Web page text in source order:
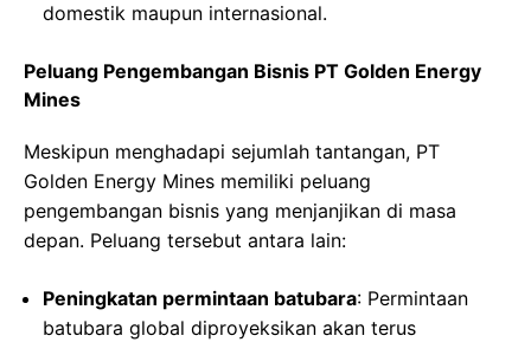
domestik maupun internasional.
Peluang Pengembangan Bisnis PT Golden Energy
Mines
Meskipun menghadapi sejumlah tantangan, PT
Golden Energy Mines memiliki peluang
pengembangan bisnis yang menjanjikan di masa
depan. Peluang tersebut antara lain:
Peningkatan permintaan batubara: Permintaan
batubara global diproyeksikan akan terus